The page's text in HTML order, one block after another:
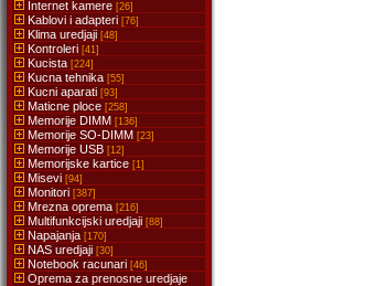
Internet kamere [26]
Kablovi i adapteri [76]
Klima uredjaji [48]
Kontroleri [41]
Kucista [224]
Kucna tehnika [55]
Kucni aparati [93]
Maticne ploce [258]
Memorije DIMM [136]
Memorije SO-DIMM [23]
Memorije USB [12]
Memorijske kartice [1]
Misevi [94]
Monitori [387]
Mrezna oprema [216]
Multifunkcijski uredjaji [88]
Napajanja [170]
NAS uredjaji [30]
Notebook racunari [46]
Oprema za prenosne uredjaje